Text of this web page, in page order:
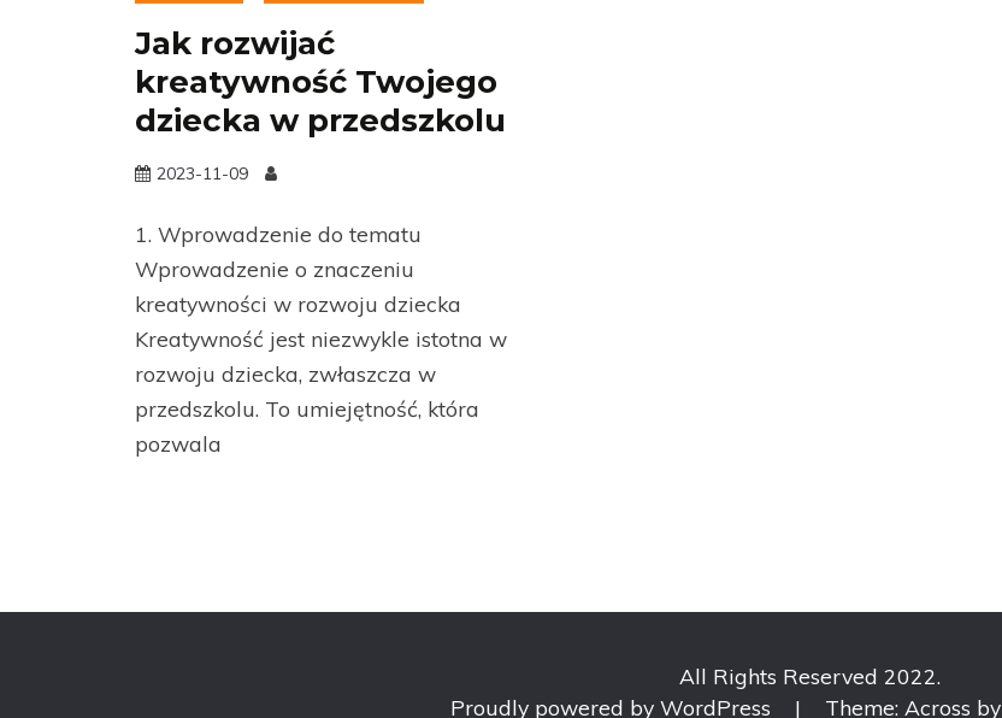
Jak rozwijać
kreatywność Twojego
dziecka w przedszkolu
2023-11-09
1. Wprowadzenie do tematu
Wprowadzenie o znaczeniu
kreatywności w rozwoju dziecka
Kreatywność jest niezwykle istotna w
rozwoju dziecka, zwłaszcza w
przedszkolu. To umiejętność, która
pozwala
All Rights Reserved 2022.
Proudly powered by WordPress
| Theme: Across by